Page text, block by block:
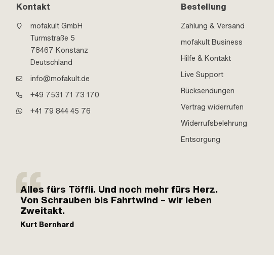
Kontakt
mofakult GmbH
Turmstraße 5
78467 Konstanz
Deutschland
info@mofakult.de
+49 7531 71 73 170
+41 79 844 45 76
Bestellung
Zahlung & Versand
mofakult Business
Hilfe & Kontakt
Live Support
Rücksendungen
Vertrag widerrufen
Widerrufsbelehrung
Entsorgung
Alles fürs Töffli. Und noch mehr fürs Herz.
Von Schrauben bis Fahrtwind – wir leben
Zweitakt.
Kurt Bernhard